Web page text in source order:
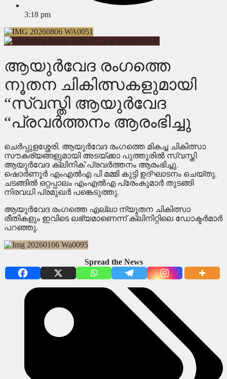
3:18 pm
ആയുർവേദ രംഗത്തെ
നൂതന ചികിത്സകളുമായി
“സ്വസ്തി ആയുർവേദ
“പ്രവർത്തനം ആരംഭിച്ചു
ചെർപ്പുളശ്ശേരി. ആയുർവേദ രംഗത്തെ മികച്ച ചികിത്സാ
സൗകര്യങ്ങളുമായി അടയ്ക്കാ പുത്തൂരിൽ സ്വസ്തി
ആയുർവേദ ക്ലിനിക് പ്രവർത്തനം ആരംഭിച്ചു.
ഷൊർണൂർ എംഎൽഎ പി മമ്മി കുട്ടി ഉദ്ഘാടനം ചെയ്തു.
ചടങ്ങിൽ ഒറ്റപ്പാലം എംഎൽഎ പ്രേംകുമാർ തുടങ്ങി
നിരവധി പ്രമുഖർ പങ്കെടുത്തു.
ആയുർവേദ രംഗത്തെ എല്ലാ ന്യൂതന ചികിത്സാ
രീതികളും ഇവിടെ ലഭ്യമാണെന്ന് ക്ലിനിറ്റിലെ ഡോക്ടർമാർ
പറഞ്ഞു.
Spread the News